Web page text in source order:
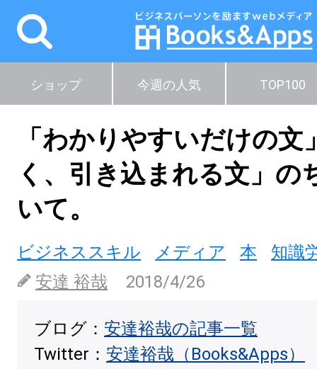
ショップ 今週の人気 TOP100
「わかりやすいだけの文
く、引き込まれる文」の
いて。
ビジネススキル メディア 本
知識
安達 裕哉
2018/4/26
ブログ： 安達裕哉の記事一覧
Twitter： 安達裕哉（Books&Apps）